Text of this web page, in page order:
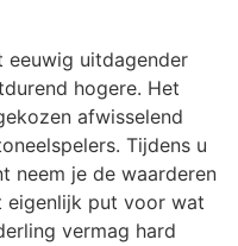
uitdagender
hogere. Het
afwisselend
Tijdens u
neem je de waarderen
eigenlijk put voor wat
vermag hard